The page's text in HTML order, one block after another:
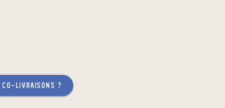
co-livraisons ?